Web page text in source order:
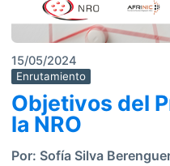
15/05/2024
Enrutamiento
Objetivos del
la NRO
Por: Sofía Silva